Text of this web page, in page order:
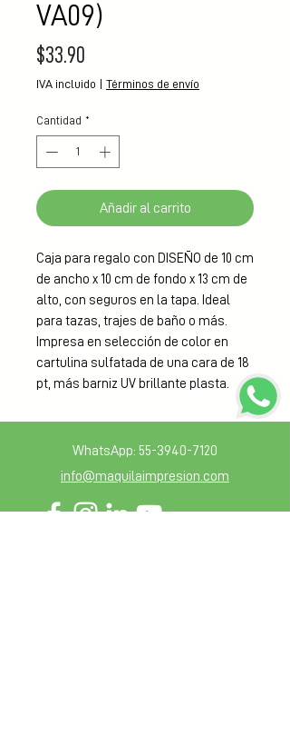
VA09)
$33.90
IVA incluido Términos de envío
Cantidad *
Añadir al carrito
Caja para regalo con DISEÑO de 10 cm
de ancho x 10 cm de fondo x 13 cm de
alto, con seguros en la tapa. Ideal
para tazas, trajes de baño o más.
Impresa en selección de color en
cartulina sulfatada de una cara de 18
pt, más barniz UV brillante plasta.
WhatsApp: 55-3940-7120
info@maquilaimpresion.com